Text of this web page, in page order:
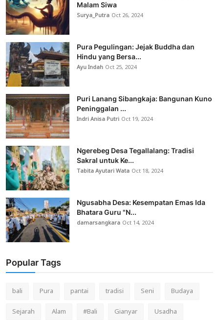
Malam Siwa
Surya_Putra Oct 26, 2024
Pura Pegulingan: Jejak Buddha dan
Hindu yang Bersa...
Ayu Indah Oct 25, 2024
Puri Lanang Sibangkaja: Bangunan Kuno
Peninggalan ...
Indri Anisa Putri Oct 19, 2024
Ngerebeg Desa Tegallalang: Tradisi
Sakral untuk Ke...
Tabita Ayutari Wata Oct 18, 2024
Ngusabha Desa: Kesempatan Emas Ida
Bhatara Guru "N...
damarsangkara Oct 14, 2024
Popular Tags
bali Pura pantai tradisi Seni
Budaya
Sejarah
Alam #Bali Gianyar
Usadha